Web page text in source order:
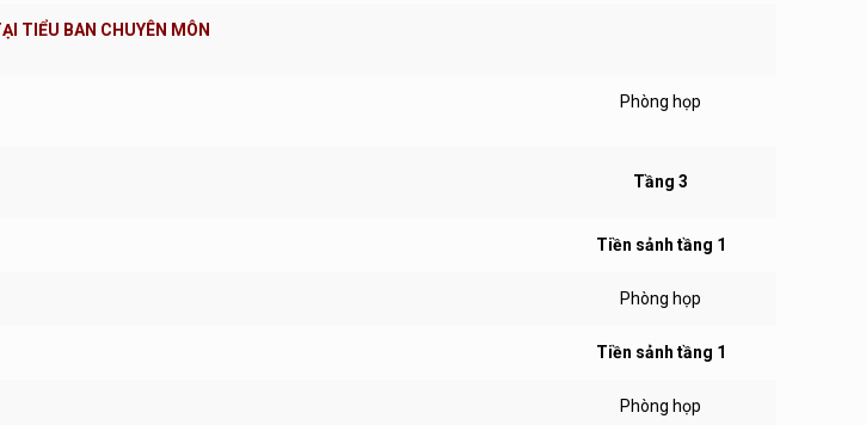
TIỂU BAN CHUYÊN MÔN
Phòng họp
Tầng 3
Tiền sảnh tầng 1
Phòng họp
Tiền sảnh tầng 1
Phòng họp